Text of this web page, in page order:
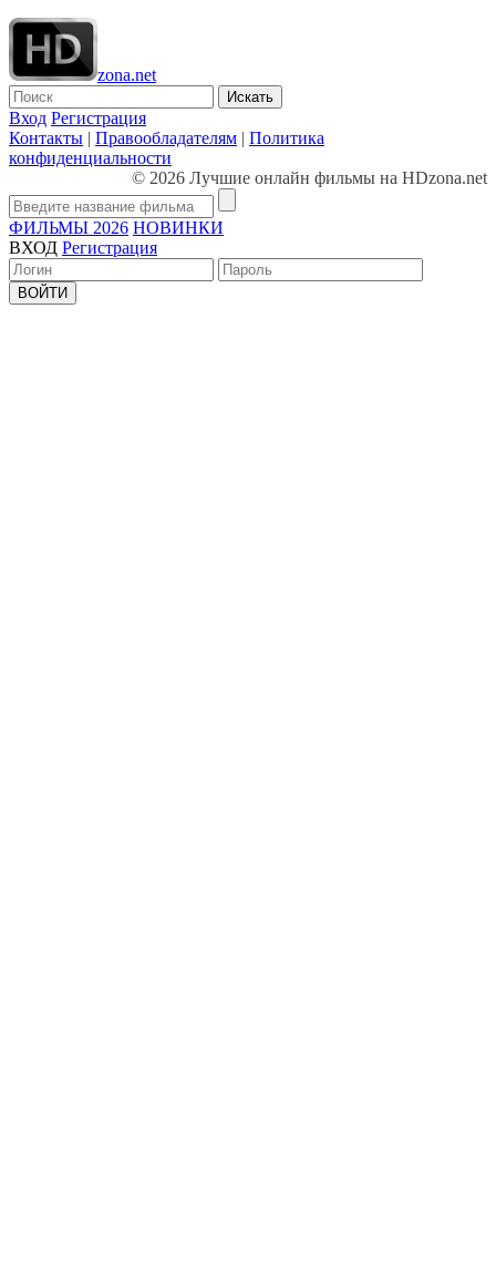
zona.net
Искать
Вход Регистрация
Контакты | Правообладателям | Политика
конфиденциальности
© 2026 Лучшие онлайн фильмы на HDzona.net
ФИЛЬМЫ 2026 НОВИНКИ
ВХОД Регистрация